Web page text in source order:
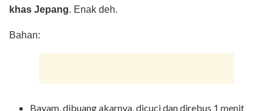
khas Jepang. Enak deh.
Bahan:
Bayam, dibuang akarnya, dicuci dan direbus 1 menit